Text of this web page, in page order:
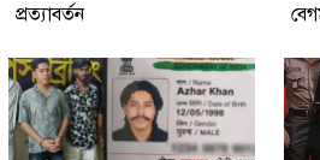
প্রত্যাবর্তন